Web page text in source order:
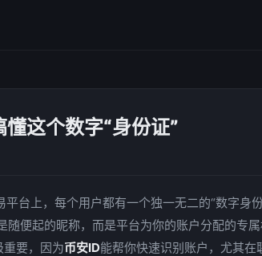
这个数字“身份证”
台上，每个用户都有一个独一无二的“数字身
随便起的昵称，而是平台为你的账户分配的专
要，因为币安ID能帮你快速识别账户，尤其在